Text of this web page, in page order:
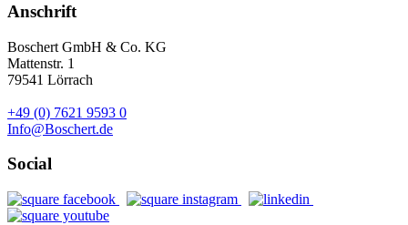
Anschrift
Boschert GmbH & Co. KG
Mattenstr. 1
79541 Lörrach
+49 (0) 7621 9593 0
Info@Boschert.de
Social